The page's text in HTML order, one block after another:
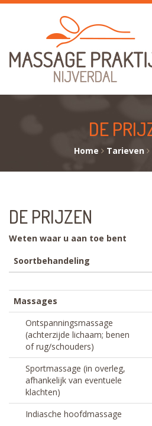
DE
Home Tarieven
DE PRIJZEN
Weten waar u aan toe bent
Soortbehandeling
Massages
Ontspanningsmassage
(achterzijde lichaam; benen
of rug/schouders)
Sportmassage (in overleg,
afhankelijk van eventuele
klachten)
Indiasche hoofdmassage